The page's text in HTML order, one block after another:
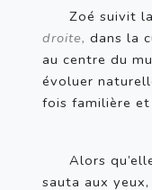
Zoé suivit
droite, dans la
au centre du
évoluer
fois familière et
Alors